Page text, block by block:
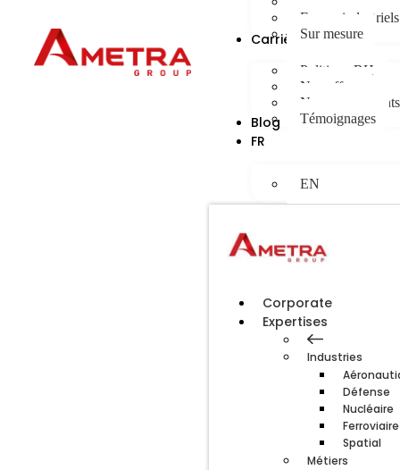
Ecrans industriels
Sur mesure
Carrières
Politique RH
Nos offres
Nos engagements
Témoignages
Blog
FR
EN
Corporate
Expertises
Industries
Défense
Nucléaire
Ferroviaire
Spatial
Métiers